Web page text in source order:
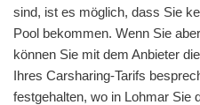
sind, ist es möglich, dass Sie
Pool bekommen. Wenn Sie
können Sie mit dem Anbieter
Ihres Carsharing-Tarifs
festgehalten, wo in Lohmar Sie